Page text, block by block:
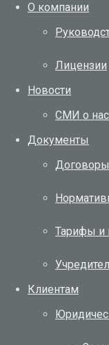
О компании
Лицензии
Новости
СМИ о нас
Документы
Договоры
Тарифы и
Клиентам